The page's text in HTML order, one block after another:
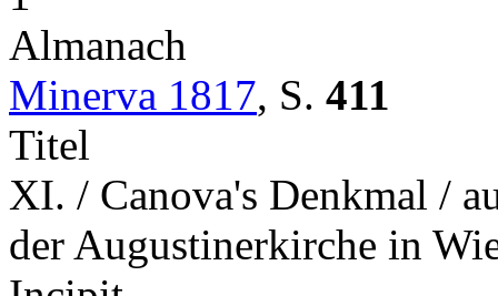
Almanach
Minerva 1817, S. 411
Titel
XI. / Canova's Denkmal /
der Augustinerkirche in